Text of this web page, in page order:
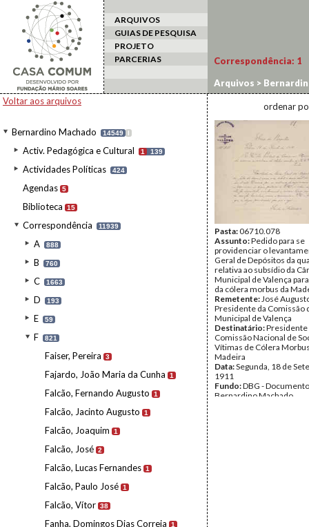
ARQUIVOS
GUIAS DE PESQUISA
PROJETO
PARCERIAS
Voltar aos arquivos
Bernardino Machado 14549 I
Activ. Pedagógica e Cultural 1 139
Actividades Políticas 424
Agendas 5
Biblioteca 15
Correspondência 11939
A 888
B 760
C 1663
D 193
E 59
F 821
Faiser, Pereira 3
Fajardo, João Maria da Cunha 1
Falcão, Fernando Augusto 1
Falcão, Jacinto Augusto 1
Falcão, Joaquim 1
Falcão, José 2
Falcão, Lucas Fernandes 1
Falcão, Paulo José 1
Falcão, Vítor 38
Fanha, Domingos Dias Correia 1
Correspondência: 1
Arquivos >
ordenar
Pasta:06710.078
Assunto:Pedido para se
providenciar o
Geral de Depósitos da
relativa ao subsídio da
Municipal de Valença
da cólera morbus da
Remetente:José
Presidente da Comissão
Municipal de Valença
Destinatário:Presidente
Comissão Nacional de
Vítimas de Cólera
Madeira
Data:Segunda, 18 de
1911
Fundo:DBG -
Bernardino Machado